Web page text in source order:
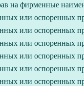
на фирменные
или оспоренных
или оспоренных
или оспоренных
или оспоренных
или оспоренных
или оспоренных